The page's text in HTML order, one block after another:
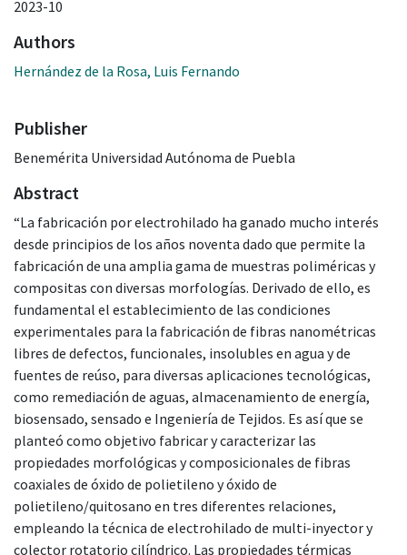
2023-10
Authors
Hernández de la Rosa, Luis Fernando
Publisher
Benemérita Universidad Autónoma de Puebla
Abstract
“La fabricación por electrohilado ha ganado mucho interés
desde principios de los años noventa dado que permite la
fabricación de una amplia gama de muestras poliméricas y
compositas con diversas morfologías. Derivado de ello, es
fundamental el establecimiento de las condiciones
experimentales para la fabricación de fibras nanométricas
libres de defectos, funcionales, insolubles en agua y de
fuentes de reúso, para diversas aplicaciones tecnológicas,
como remediación de aguas, almacenamiento de energía,
biosensado, sensado e Ingeniería de Tejidos. Es así que se
planteó como objetivo fabricar y caracterizar las
propiedades morfológicas y composicionales de fibras
coaxiales de óxido de polietileno y óxido de
polietileno/quitosano en tres diferentes relaciones,
empleando la técnica de electrohilado de multi-inyector y
colector rotatorio cilíndrico. Las propiedades térmicas